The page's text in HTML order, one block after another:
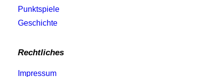
Punktspiele
Geschichte
Rechtliches
Impressum